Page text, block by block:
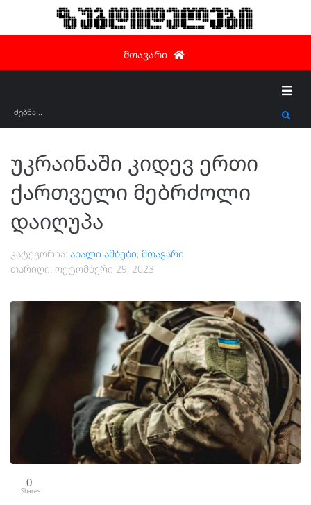
ზუგდიდელები
მთავარი
უკრაინაში კიდევ ერთი
ქართველი მებრძოლი
დაიღუპა
კატეგორია: ახალი ამბები, მთავარი
თარიღი: ოქტომბერი 29, 2023
0
Shares